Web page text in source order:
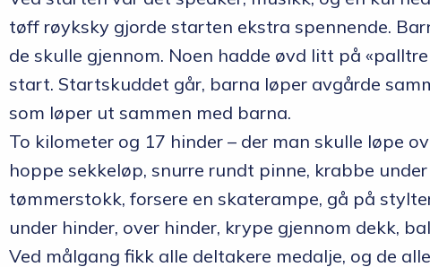
tøff røyksky gjorde starten ekstra spennende.
de skulle gjennom. Noen hadde øvd litt på
start. Startskuddet går, barna løper avgårde
som løper ut sammen med barna.
To kilometer og 17 hinder – der man skulle løpe
hoppe sekkeløp, snurre rundt pinne, krabbe
tømmerstokk, forsere en skaterampe, gå på
under hinder, over hinder, krype gjennom dekk,
Ved målgang fikk alle deltakere medalje, og de